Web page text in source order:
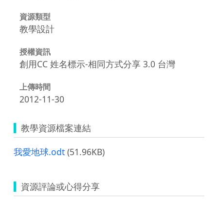
資源類型
教學設計
授權資訊
創用CC 姓名標示-相同方式分享 3.0 台灣
上傳時間
2012-11-30
教學資源檔案連結
我愛地球.odt (51.96KB)
資源評論或心得分享